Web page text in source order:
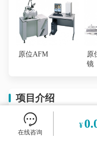
在线咨询
¥
原位AFM
原
镜
项目介绍
X光电子能谱法是一
品表面的元素含量